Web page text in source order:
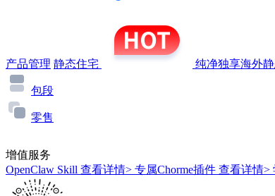
产品管理 静态住宅 纯净独享海外
包段
零售
增值服务
OpenClaw Skill 查看详情> 专属Chorme插件 查看详情>